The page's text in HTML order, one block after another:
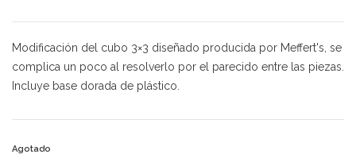
Very Puzzle
Cyclone Boy’s
Gan’s
GuoGuan
Modificación del cubo 3×3 diseñado producida por Meffert's, se
complica un poco al resolverlo por el parecido entre las piezas.
Incluye base dorada de plástico.
Agotado